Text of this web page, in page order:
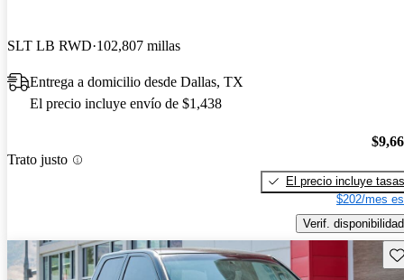
SLT LB RWD 102,807 millas
Entrega a domicilio desde Dallas, TX
El precio incluye envío de $1,438
Trato justo
El precio incluye tasas
$202/mes
Verif. disponibilidad